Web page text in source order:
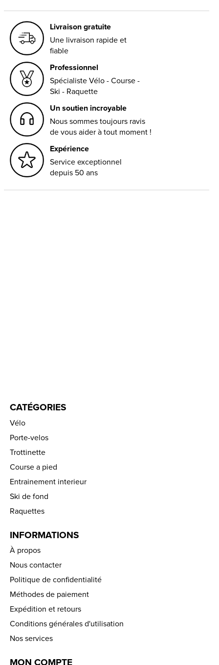
Livraison gratuite
Une livraison rapide et
fiable
Professionnel
Spécialiste Vélo - Course -
Ski - Raquette
Un soutien incroyable
Nous sommes toujours ravis
de vous aider à tout moment !
Expérience
Service exceptionnel
depuis 50 ans
CATÉGORIES
Vélo
Porte-velos
Trottinette
Course a pied
Entrainement interieur
Ski de fond
Raquettes
INFORMATIONS
À propos
Nous contacter
Politique de confidentialité
Méthodes de paiement
Expédition et retours
Conditions générales d'utilisation
Nos services
MON COMPTE